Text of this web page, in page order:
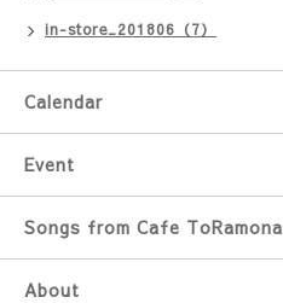
in-store_201806（7）
Calendar
Event
Songs from Cafe ToRamona
About